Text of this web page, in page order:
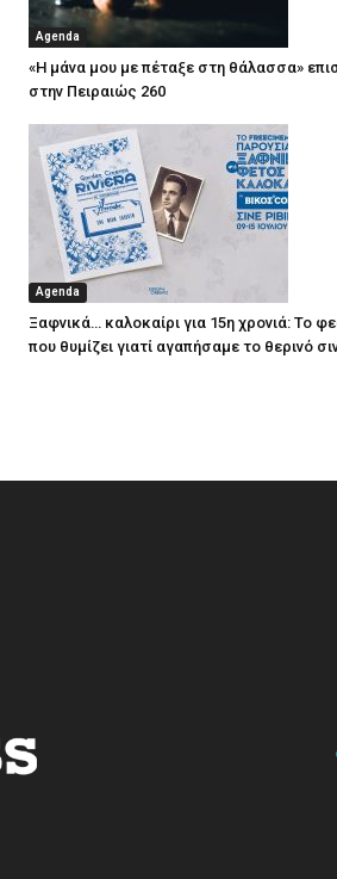
Agenda
«Η μάνα μου με πέταξε στη θάλασσα»
στην Πειραιώς 260
Agenda
Ξαφνικά… καλοκαίρι για 15η χρονιά: Το
που θυμίζει γιατί αγαπήσαμε το θερινό